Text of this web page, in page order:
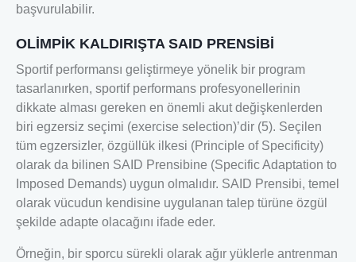
başvurulabilir.
OLİMPİK KALDIRIŞTA SAID PRENSİBİ
Sportif performansı geliştirmeye yönelik bir program
tasarlanırken, sportif performans profesyonellerinin
dikkate alması gereken en önemli akut değişkenlerden
biri egzersiz seçimi (exercise selection)’dir (5). Seçilen
tüm egzersizler, özgüllük ilkesi (Principle of Specificity)
olarak da bilinen SAID Prensibine (Specific Adaptation to
Imposed Demands) uygun olmalıdır. SAID Prensibi, temel
olarak vücudun kendisine uygulanan talep türüne özgül
şekilde adapte olacağını ifade eder.
Örneğin, bir sporcu sürekli olarak ağır yüklerle antrenman